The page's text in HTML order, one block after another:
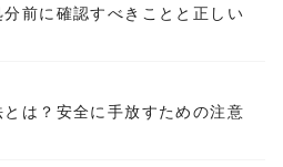
前に確認すべきことと正しい
は？安全に手放すための注意